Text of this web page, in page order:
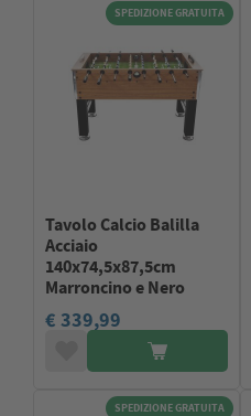
SPEDIZIONE GRATUITA
Tavolo Calcio Balilla
Acciaio
140x74,5x87,5cm
Marroncino e Nero
€ 339,99
SPEDIZIONE GRATUITA